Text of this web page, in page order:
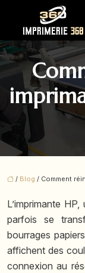
/ Blog / Comment
L’imprimante
parfois se
bourrages
affichent des
connexion au